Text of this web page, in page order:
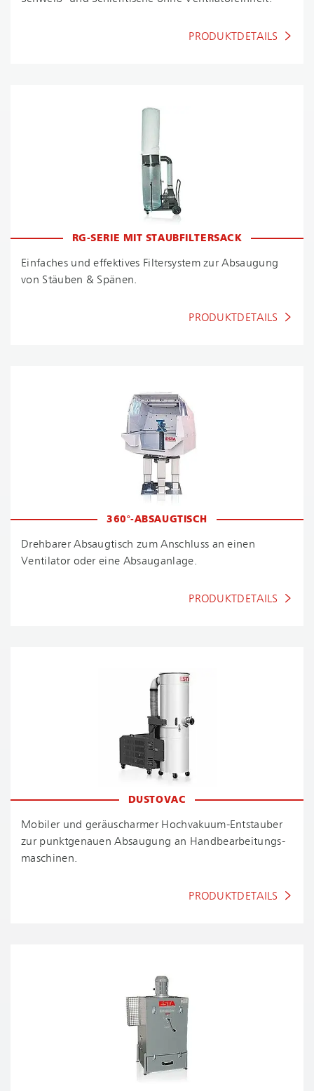
PRODUKTDETAILS
RG-SERIE MIT STAUBFILTERSACK
Einfaches und effektives Filtersystem zur Absaugung
von Stäuben & Spänen.
PRODUKTDETAILS
360°-ABSAUGTISCH
Drehbarer Absaugtisch zum Anschluss an einen
Ventilator oder eine Absauganlage.
PRODUKTDETAILS
DUSTOVAC
Mobiler und geräuscharmer Hoch­va­ku­um-Ent­stau­ber
zur punktgenauen Absaugung an Hand­be­ar­bei­tungs­
ma­schi­nen.
PRODUKTDETAILS